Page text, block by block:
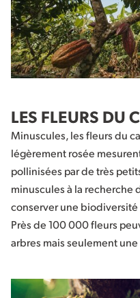
LES FLEURS DU
Minuscules, les fleurs du
légèrement rosée
pollinisées par de très
minuscules à la recherche
conserver une
Près de 100 000 fleurs
arbres mais seulement